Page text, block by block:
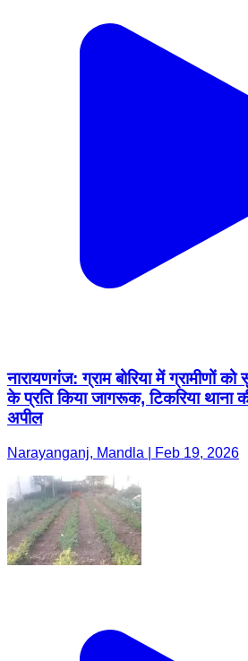
नारायणगंज: ग्राम बोरिया में ग्रामीणों
के प्रति किया जागरूक, टिकरिया थाना
अपील
Narayanganj, Mandla | Feb 19, 2026